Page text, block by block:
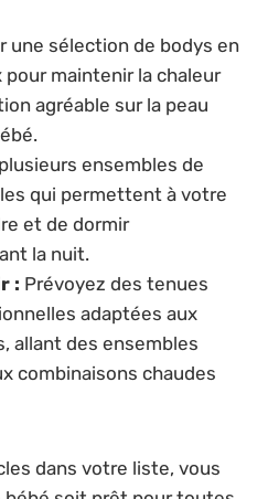
une sélection de bodys en
maintenir la chaleur
agréable sur la peau
ensembles de
qui permettent à votre
et de dormir
la nuit.
: Prévoyez des tenues
adaptées aux
allant des ensembles
combinaisons chaudes
dans votre liste, vous